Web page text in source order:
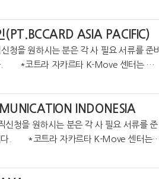
공하고 있습니다. https://cafe.naver.co
ASIA PACIFIC)
청을 원하시는 분은 각 사 필요 서류를 준비
. *코트라 자카르타 K-Move 센터는 온
공하고 있습니다. https://cafe.naver.co
INDONESIA
터는
제공하고 있습니다. https://c